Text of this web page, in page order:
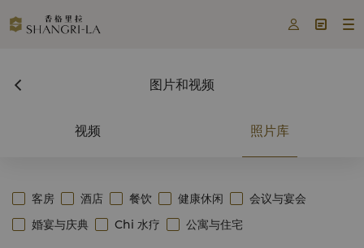
  
图片和视频
视频 照片库
客房 酒店 餐饮 健康休闲
会议与宴会
婚宴与庆典
Chi 水疗 公寓与住宅